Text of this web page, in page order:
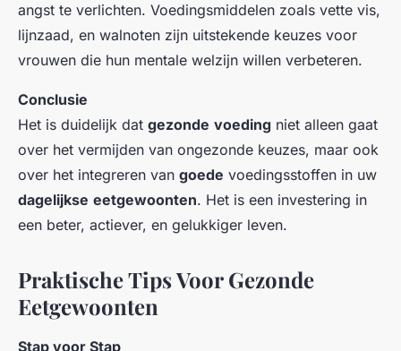
angst te verlichten. Voedingsmiddelen zoals vette vis,
lijnzaad, en walnoten zijn uitstekende keuzes voor
vrouwen die hun mentale welzijn willen verbeteren.
Conclusie
Het is duidelijk dat gezonde voeding niet alleen gaat
over het vermijden van ongezonde keuzes, maar ook
over het integreren van goede voedingsstoffen in uw
dagelijkse eetgewoonten. Het is een investering in
een beter, actiever, en gelukkiger leven.
Praktische Tips Voor Gezonde
Eetgewoonten
Stap voor Stap